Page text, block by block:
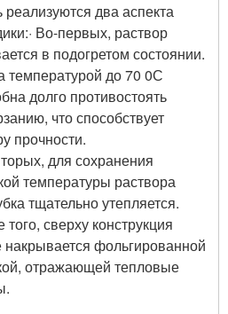
реализуются два аспекта
Во-первых, раствор
в подогретом состоянии.
температурой до 70 0С
долго противостоять
что способствует
прочности.
для сохранения
температуры раствора
тщательно утепляется.
того, сверху конструкция
накрывается фольгированной
отражающей тепловые